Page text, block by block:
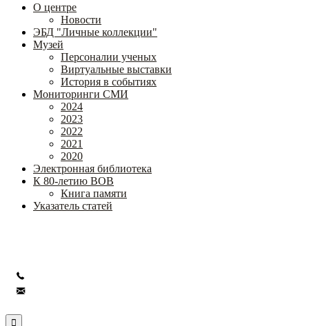
О центре
Новости
ЭБД "Личные коллекции"
Музей
Персоналии ученых
Виртуальные выставки
История в событиях
Мониторинги СМИ
2024
2023
2022
2021
2020
Электронная библиотека
К 80-летию ВОВ
Книга памяти
Указатель статей
